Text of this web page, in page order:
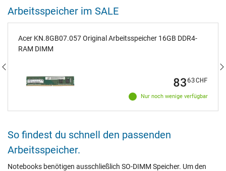
Arbeitsspeicher im SALE
Acer KN.8GB07.057 Original Arbeitsspeicher 16GB DDR4-
RAM DIMM
Nur noch wenige verfügbar
8363CHF
So findest du schnell den passenden
Arbeitsspeicher.
Notebooks benötigen ausschließlich SO-DIMM Speicher. Um den